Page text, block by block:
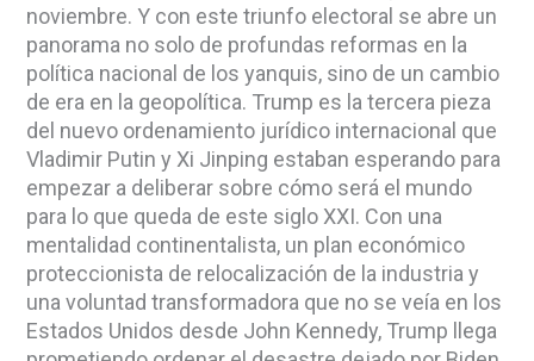
noviembre. Y con este triunfo electoral se abre un
panorama no solo de profundas reformas en la
política nacional de los yanquis, sino de un cambio
de era en la geopolítica. Trump es la tercera pieza
del nuevo ordenamiento jurídico internacional que
Vladimir Putin y Xi Jinping estaban esperando para
empezar a deliberar sobre cómo será el mundo
para lo que queda de este siglo XXI. Con una
mentalidad continentalista, un plan económico
proteccionista de relocalización de la industria y
una voluntad transformadora que no se veía en los
Estados Unidos desde John Kennedy, Trump llega